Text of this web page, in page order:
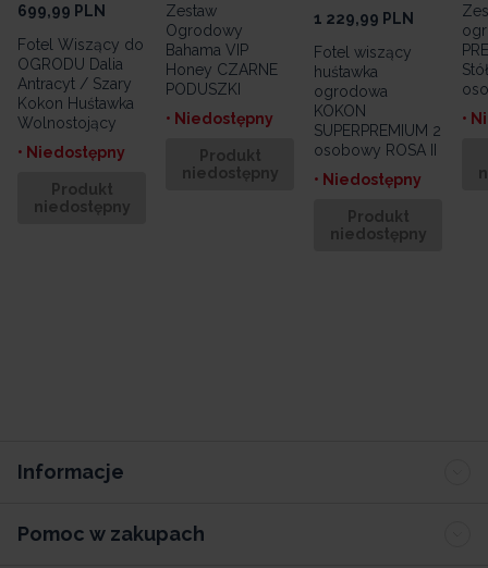
699,99 PLN
Fotel Wiszący do
OGRODU Dalia
Antracyt / Szary
Kokon Huśtawka
Wolnostojący
• Niedostępny
Produkt
niedostępny
Zestaw
Ogrodowy
Bahama VIP
Honey CZARNE
PODUSZKI
• Niedostępny
Produkt
niedostępny
1 229,99 PLN
Fotel wiszący
huśtawka
ogrodowa
KOKON
SUPERPREMIUM 2
osobowy ROSA II
• Niedostępny
Produkt
niedostępny
•
Informacje
Pomoc w zakupach